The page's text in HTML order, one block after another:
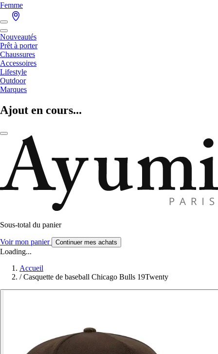
Femme
Nouveautés
Prêt à porter
Chaussures
Accessoires
Lifestyle
Outdoor
Marques
Ajout en cours...
Sous-total du panier
Voir mon panier Continuer mes achats
Loading...
Accueil
/ Casquette de baseball Chicago Bulls 19Twenty